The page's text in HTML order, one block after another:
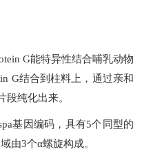
G能特异性结合哺乳动物
G结合到柱料上，通过亲和
段纯化出来。
基因编码，具有5个同型的
由3个α螺旋构成。